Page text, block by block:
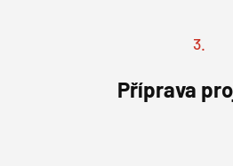
3.
Příprava